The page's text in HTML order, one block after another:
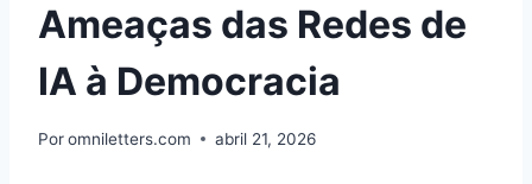
Ameaças das Redes de
IA à Democracia
Poromniletters.com abril 21, 2026